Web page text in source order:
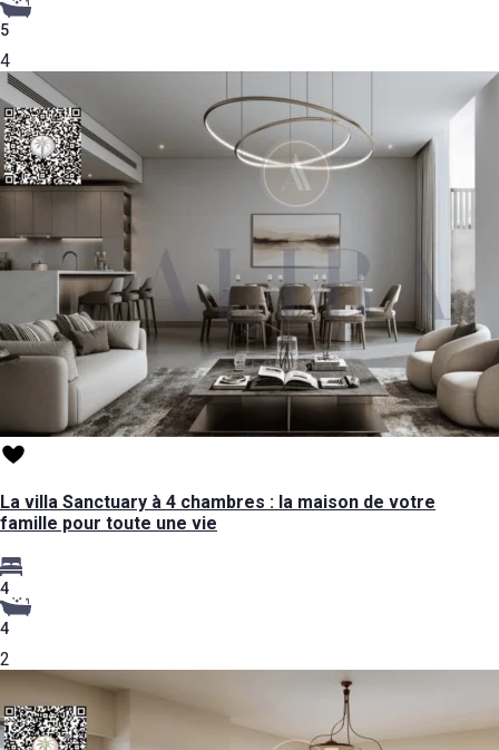
5
4
La villa Sanctuary à 4 chambres : la maison de votre
famille pour toute une vie
4
4
2